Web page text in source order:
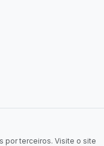
por terceiros. Visite o site